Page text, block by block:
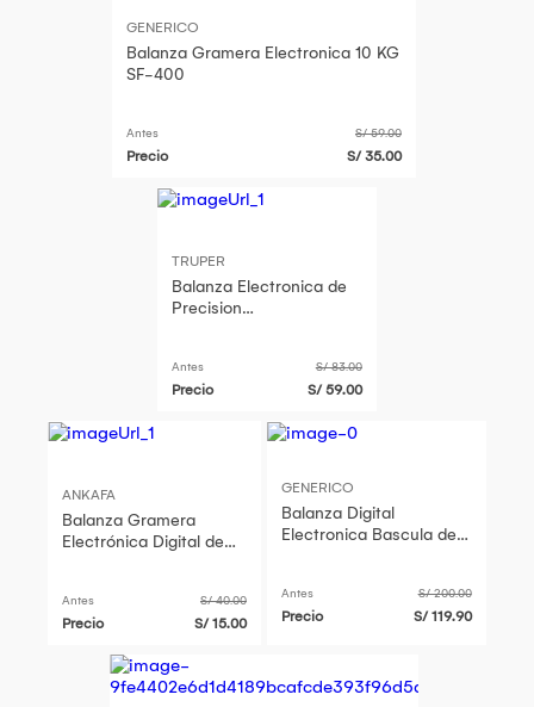
GENERICO
Balanza Gramera Electronica 10 KG
SF-400
Antes S/ 59.00
Precio S/ 35.00
TRUPER
Balanza Electronica de
Precision
Antes S/ 83.00
Precio S/ 59.00
ANKAFA
Balanza Gramera
Electrónica Digital de
Antes S/ 40.00
Precio S/ 15.00
GENERICO
Balanza Digital
Electronica Bascula de
Antes S/ 200.00
Precio S/ 119.90